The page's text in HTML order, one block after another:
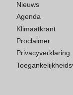
Nieuws
Agenda
Klimaatkrant
Proclaimer
Privacyverklaring